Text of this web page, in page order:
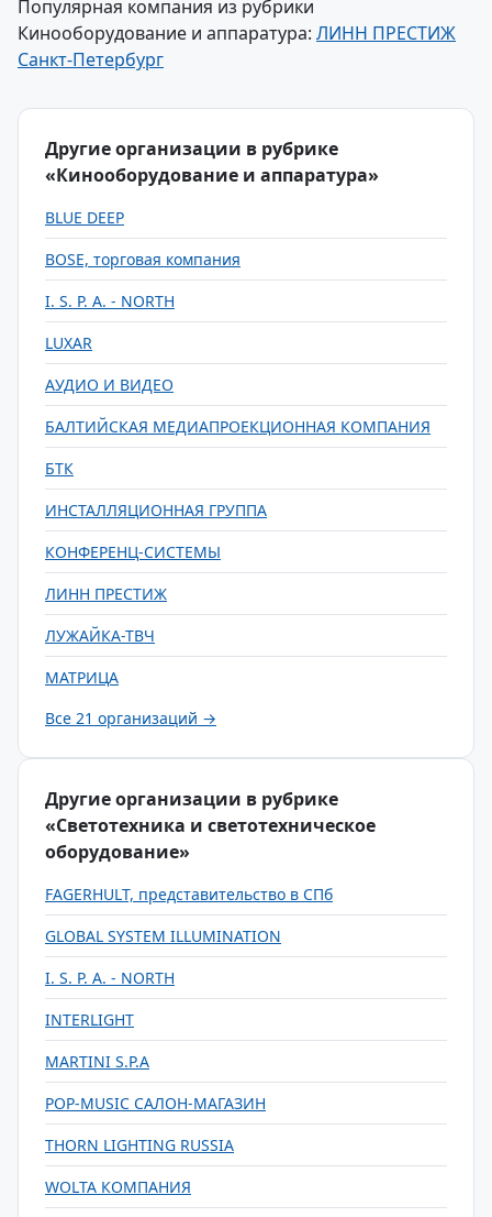
Популярная компания из рубрики
Кинооборудование и аппаратура: ЛИНН ПРЕСТИЖ
Санкт-Петербург
Другие организации в рубрике
«Кинооборудование и аппаратура»
BLUE DEEP
BOSE, торговая компания
I. S. P. A. - NORTH
LUXAR
АУДИО И ВИДЕО
БАЛТИЙСКАЯ МЕДИАПРОЕКЦИОННАЯ КОМПАНИЯ
БТК
ИНСТАЛЛЯЦИОННАЯ ГРУППА
КОНФЕРЕНЦ-СИСТЕМЫ
ЛИНН ПРЕСТИЖ
ЛУЖАЙКА-ТВЧ
МАТРИЦА
Все 21 организаций →
Другие организации в рубрике
«Светотехника и светотехническое
оборудование»
FAGERHULT, представительство в СПб
GLOBAL SYSTEM ILLUMINATION
I. S. P. A. - NORTH
INTERLIGHT
MARTINI S.P.A
POP-MUSIC САЛОН-МАГАЗИН
THORN LIGHTING RUSSIA
WOLTA КОМПАНИЯ